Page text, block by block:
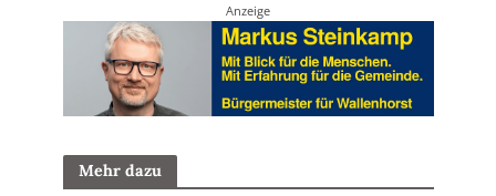
Anzeige
Mehr dazu